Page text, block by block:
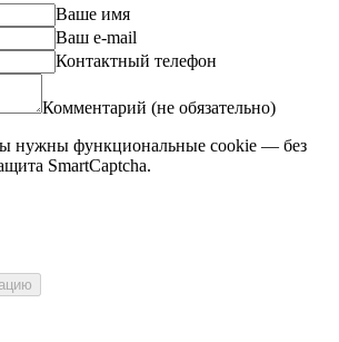
Ваше имя
Ваш e-mail
Контактный телефон
Комментарий (не обязательно)
нужны функциональные cookie — без
SmartCaptcha.